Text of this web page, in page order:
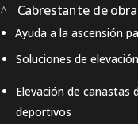
Cabrestante de obra
Ayuda a la ascensión
Soluciones de
Elevación de canastas
deportivos